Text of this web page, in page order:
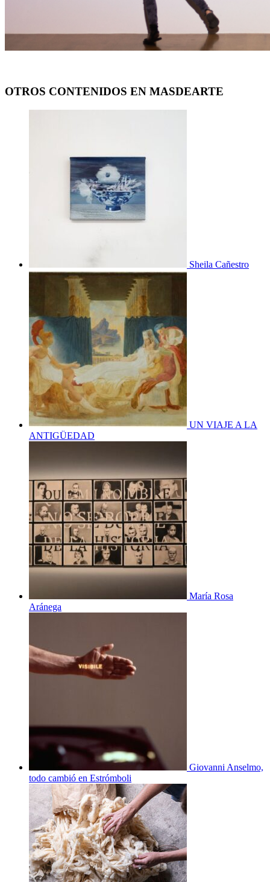
OTROS CONTENIDOS EN MASDEARTE
Sheila Cañestro
UN VIAJE A LA
ANTIGÜEDAD
María Rosa
Aránega
Giovanni Anselmo,
todo cambió en Estrómboli